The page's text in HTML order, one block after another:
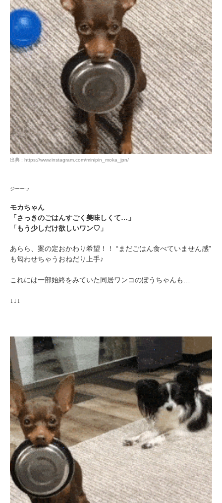
出典 : https://www.instagram.com/minipin_moka_jpn/
ジーーッ
モカちゃん
「さっきのごはんすごく美味しくて…」
「もう少しだけ欲しいワン♡」
あらら、案の定おかわり希望！！ “まだごはん食べていません感”
も匂わせちゃうおねだり上手♪
これには一部始終をみていた同居ワンコのぽうちゃんも…
↓↓↓